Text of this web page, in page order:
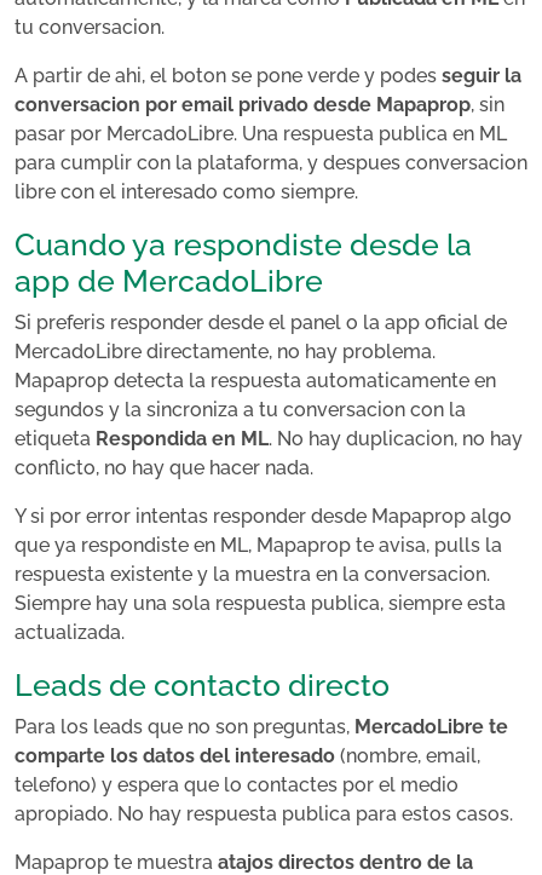
tu conversacion.
A partir de ahi, el boton se pone verde y podes seguir la
conversacion por email privado desde Mapaprop, sin
pasar por MercadoLibre. Una respuesta publica en ML
para cumplir con la plataforma, y despues conversacion
libre con el interesado como siempre.
Cuando ya respondiste desde la
app de MercadoLibre
Si preferis responder desde el panel o la app oficial de
MercadoLibre directamente, no hay problema.
Mapaprop detecta la respuesta automaticamente en
segundos y la sincroniza a tu conversacion con la
etiqueta Respondida en ML. No hay duplicacion, no hay
conflicto, no hay que hacer nada.
Y si por error intentas responder desde Mapaprop algo
que ya respondiste en ML, Mapaprop te avisa, pulls la
respuesta existente y la muestra en la conversacion.
Siempre hay una sola respuesta publica, siempre esta
actualizada.
Leads de contacto directo
Para los leads que no son preguntas, MercadoLibre te
comparte los datos del interesado (nombre, email,
telefono) y espera que lo contactes por el medio
apropiado. No hay respuesta publica para estos casos.
Mapaprop te muestra atajos directos dentro de la